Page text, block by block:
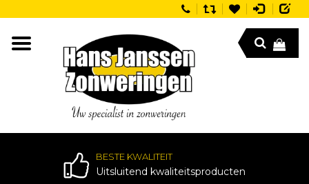
BESTE KWALITEIT
Uitsluitend kwaliteitsproducten